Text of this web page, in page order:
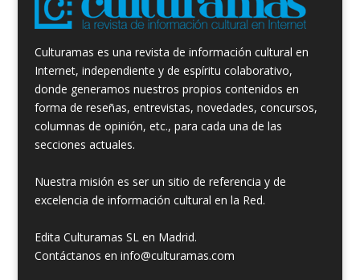
Culturamas es una revista de información cultural en
Internet, independiente y de espíritu colaborativo,
donde generamos nuestros propios contenidos en
forma de reseñas, entrevistas, novedades, concursos,
columnas de opinión, etc., para cada una de las
secciones actuales.
Nuestra misión es ser un sitio de referencia y de
excelencia de información cultural en la Red.
Edita Culturamas SL en Madrid.
Contáctanos en info@culturamas.com